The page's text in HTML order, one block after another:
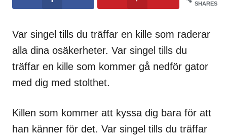
SHARES
Var singel tills du träffar en kille som raderar
alla dina osäkerheter. Var singel tills du
träffar en kille som kommer gå nedför gator
med dig med stolthet.
Killen som kommer att kyssa dig bara för att
han känner för det. Var singel tills du träffar